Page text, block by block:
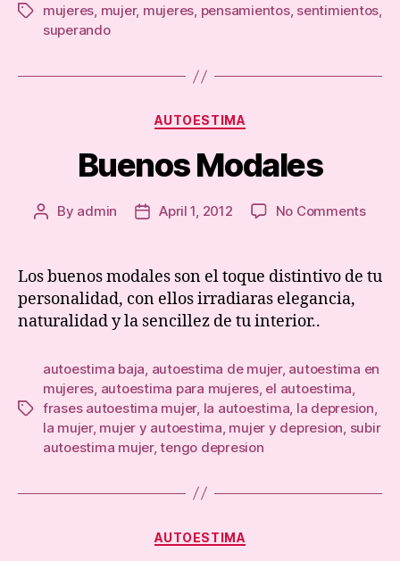
Tagsmujeres, mujer, mujeres, pensamientos, sentimientos,
superando
Categories
AUTOESTIMA
Buenos Modales
Post
By admin
PostApril 1, 2012 No Commentson
Los buenos modales son el toque distintivo de tu
personalidad, con ellos irradiaras elegancia,
naturalidad y la sencillez de tu interior..
Tags
autoestima baja autoestima de mujer, autoestima en
mujeres autoestima para mujeres, el autoestima
frases autoestima mujer, la autoestima la depresion
la mujer, mujer y autoestima mujer y depresion subir
autoestima mujer,tengo depresion
Categories
AUTOESTIMA